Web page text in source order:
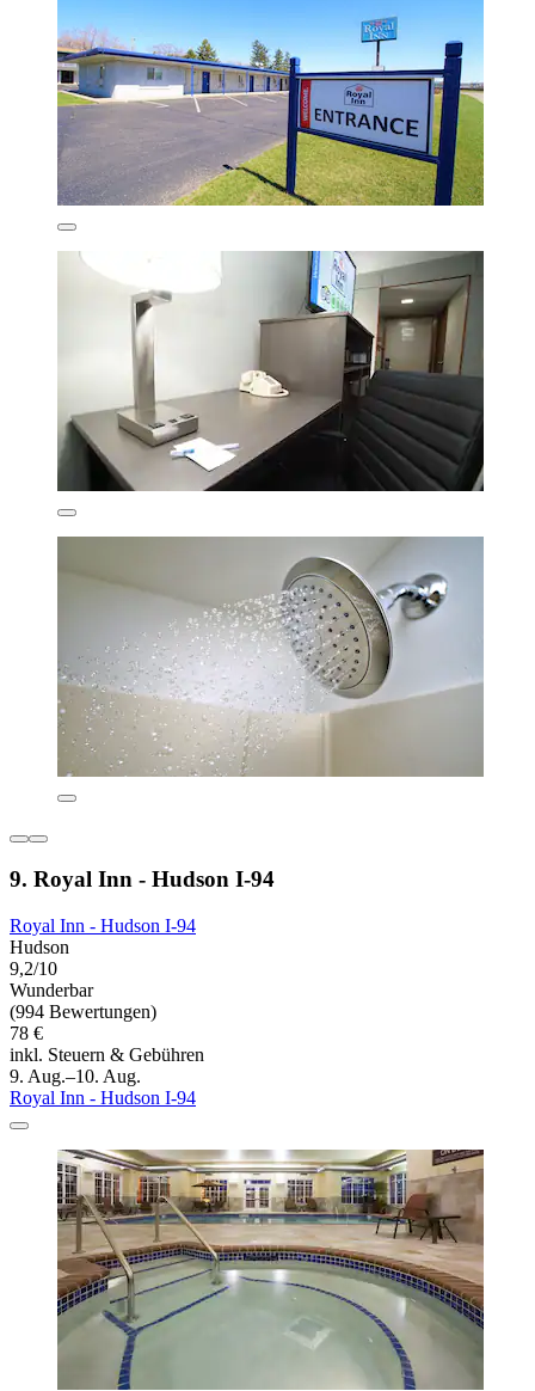
9. Royal Inn - Hudson I-94
Royal Inn - Hudson I-94
Hudson
9,2/10
Wunderbar
(994 Bewertungen)
78 €
inkl. Steuern & Gebühren
9. Aug.–10. Aug.
Royal Inn - Hudson I-94